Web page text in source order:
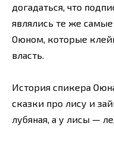
догадаться, что
являлись те же
Оюном, которые
власть.
История спикера
сказки про лису и
лубяная, а у лисы —